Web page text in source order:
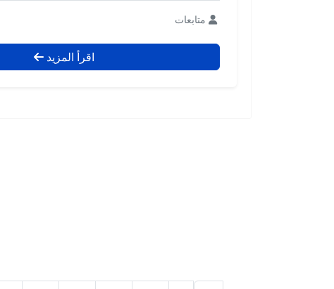
متابعات
اقرأ المزيد